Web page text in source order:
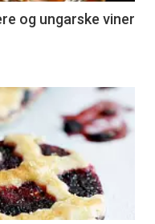
og ungarske viner